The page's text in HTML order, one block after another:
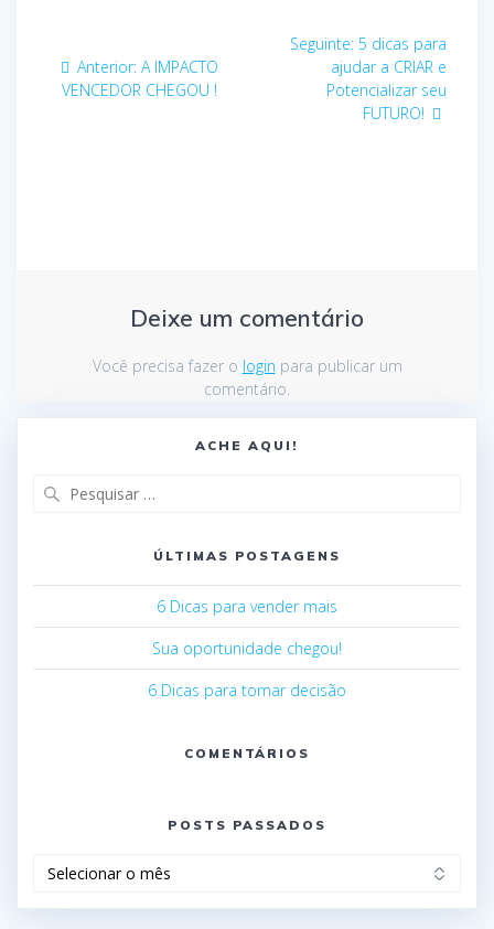
Anterior: A IMPACTO
VENCEDOR CHEGOU !
Seguinte: 5 dicas para
ajudar a CRIAR e
Potencializar seu
FUTURO!
Deixe um comentário
Você precisa fazer o login para publicar um
comentário.
ACHE AQUI!
ÚLTIMAS POSTAGENS
6 Dicas para vender mais
Sua oportunidade chegou!
6 Dicas para tomar decisão
COMENTÁRIOS
POSTS PASSADOS